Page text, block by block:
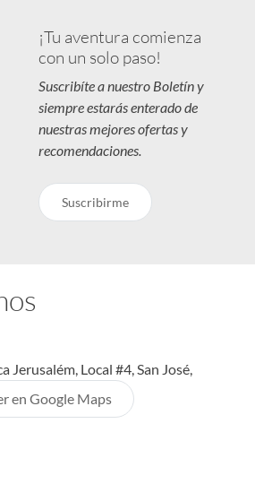
¡Tu aventura comienza
con un solo paso!
Suscribíte a nuestro Boletín y
siempre estarás enterado de
nuestras mejores ofertas y
recomendaciones.
Suscribirme
Jerusalém, Local #4, San José,
en Google Maps